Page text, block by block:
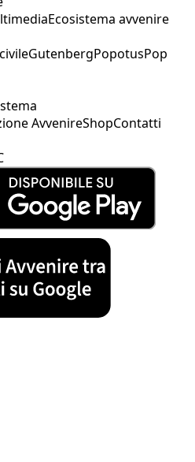
Ecosistema avvenire
GutenbergPopotusPop
AvvenireShopContatti